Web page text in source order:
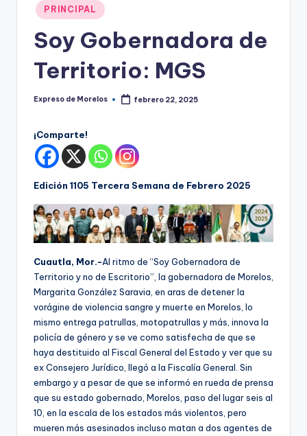
el
Publicado
en
PRINCIPAL
Soy Gobernadora de
Territorio: MGS
Publicado
Expreso de Morelos febrero 22, 2025
¡Comparte!
Edición 1105 Tercera Semana de Febrero 2025
Cuautla, Mor.-Al ritmo de “Soy Gobernadora de
Territorio y no de Escritorio”, la gobernadora de Morelos,
Margarita González Saravia, en aras de detener la
vorágine de violencia sangre y muerte en Morelos, lo
mismo entrega patrullas, motopatrullas y más, innova la
policía de género y se ve como satisfecha de que se
haya destituido al Fiscal General del Estado y ver que su
ex Consejero Jurídico, llegó a la Fiscalía General. Sin
embargo y a pesar de que se informó en rueda de prensa
que su estado gobernado, Morelos, paso del lugar seis al
10, en la escala de los estados más violentos, pero
mueren más asesinados incluso matan a dos agentes de